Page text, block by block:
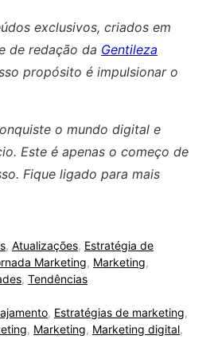
exclusivos, criados em
de redação da Gentileza
propósito é impulsionar o
o mundo digital e
Este é apenas o começo de
Fique ligado para mais
, Atualizações, Estratégia de
Marketing, Marketing,
, Tendências
, Estratégias de marketing,
, Marketing, Marketing digital,